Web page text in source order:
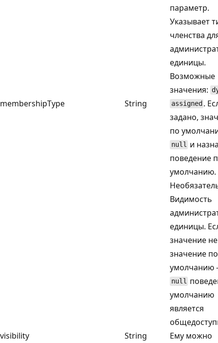
параметр.
membershipType String
Указывает
членства
единицы.
Возможные
значения:
assigned .
задано,
по
null и
поведение
умолчанию.
visibility String
Видимость
единицы.
значение
значение по
умолчанию
null
умолчанию
является
Ему можно